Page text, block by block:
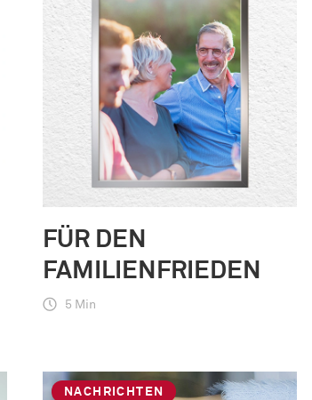
FÜR DEN
FAMILIENFRIEDEN
5 Min
NACHRICHTEN